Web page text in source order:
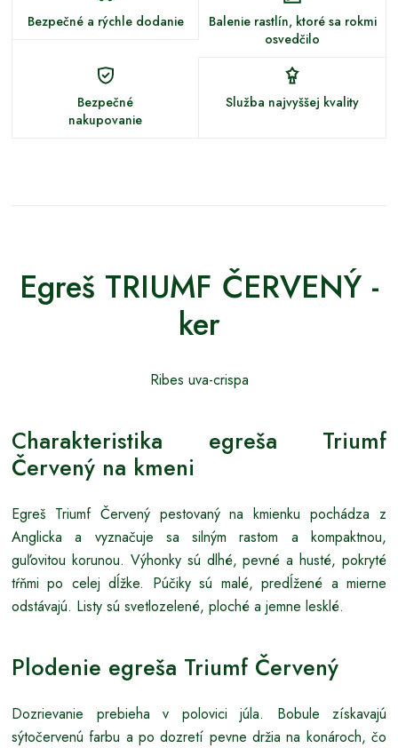
Bezpečné a rýchle dodanie
Balenie rastlín, ktoré sa rokmi
osvedčilo
Bezpečné
nakupovanie
Služba najvyššej kvality
Egreš TRIUMF ČERVENÝ -
ker
Ribes uva-crispa
Charakteristika egreša Triumf
Červený na kmeni
Egreš Triumf Červený pestovaný na kmienku pochádza z
Anglicka a vyznačuje sa silným rastom a kompaktnou,
guľovitou korunou. Výhonky sú dlhé, pevné a husté, pokryté
tŕňmi po celej dĺžke. Púčiky sú malé, predĺžené a mierne
odstávajú. Listy sú svetlozelené, ploché a jemne lesklé.
Plodenie egreša Triumf Červený
Dozrievanie prebieha v polovici júla. Bobule získavajú
sýtočervenú farbu a po dozretí pevne držia na konároch, čo